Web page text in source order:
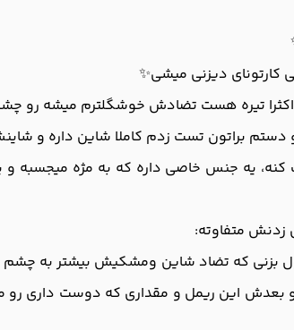
دیزنی میشی✨
اکثرا تیره هست تضادش خوشگلترم میشه رو
براتون تست زدم کاملا شاین داره و
کنه، یه جنس خاصی داره که به مژه
زدنش متفاوته:
که تضاد شاین و‌مشکیش بیشتر به چشم
بعدش این ریمل و مقداری که دوست داری